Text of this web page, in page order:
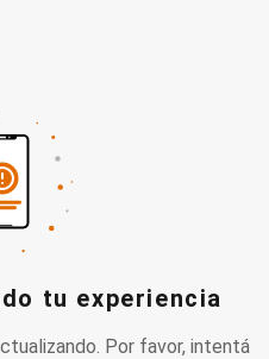
tu experiencia
Por favor, intentá